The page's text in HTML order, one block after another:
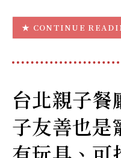
CONTINUE
台北親子餐
子友善也是